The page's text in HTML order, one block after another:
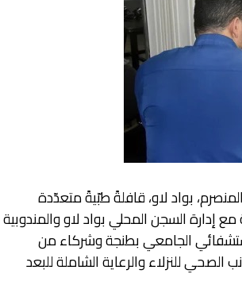
بواد لاو، قافلةً طبّيةً متعدّدة
إدارة السجن المحلي بواد لاو والمندوبية
الجامعي بطنجة وشركاء من
الصحي للنزلاء والرعاية الشاملة للبعد